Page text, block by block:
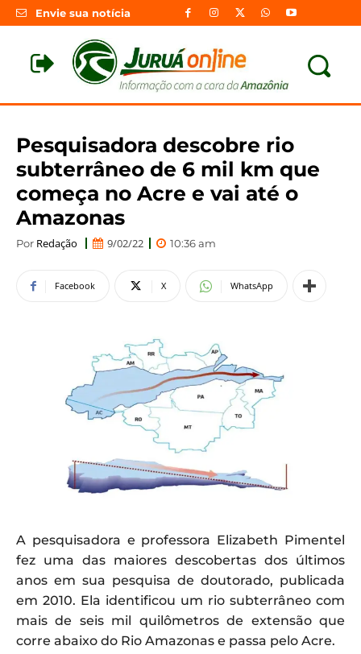
Envie sua notícia
Pesquisadora descobre rio
subterrâneo de 6 mil km que
começa no Acre e vai até o
Amazonas
Por Redação 9/02/22 10:36 am
Facebook X WhatsApp
A pesquisadora e professora Elizabeth Pimentel
fez uma das maiores descobertas dos últimos
anos em sua pesquisa de doutorado, publicada
em 2010. Ela identificou um rio subterrâneo com
mais de seis mil quilômetros de extensão que
corre abaixo do Rio Amazonas e passa pelo Acre.